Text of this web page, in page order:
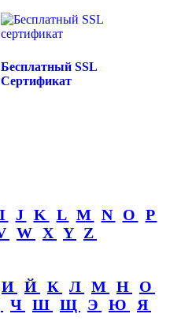
Бесплатный SSL
Сертификат
I J K L M N O
P
W X Y Z
И Й К Л М Н
О
Ч Ш Щ Э Ю Я